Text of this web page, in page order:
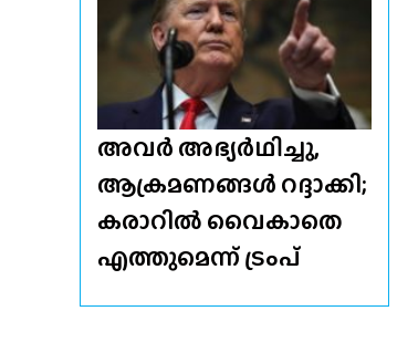
അവർ അഭ്യർഥിച്ചു,
ആക്രമണങ്ങൾ റദ്ദാക്കി;
കരാറിൽ വൈകാതെ
എത്തുമെന്ന് ട്രംപ്